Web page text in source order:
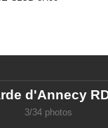
d'Annecy
3/34 photos